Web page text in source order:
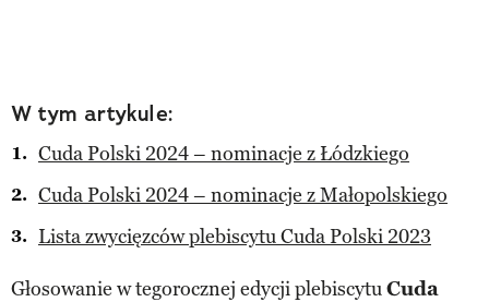
W tym artykule:
Cuda Polski 2024 – nominacje z Łódzkiego
Cuda Polski 2024 – nominacje z Małopolskiego
Lista zwycięzców plebiscytu Cuda Polski 2023
Głosowanie w tegorocznej edycji plebiscytuCuda